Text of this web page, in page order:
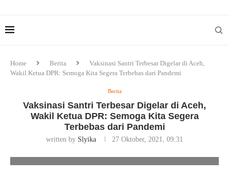
Home Berita
Vaksinasi Santri Terbesar Digelar di Aceh,
Wakil Ketua DPR: Semoga Kita Segera Terbebas dari Pandemi
Berita
Vaksinasi Santri Terbesar Digelar di Aceh,
Wakil Ketua DPR: Semoga Kita Segera
Terbebas dari Pandemi
written by Slyika 27 Oktober, 2021, 09:31
Wakil Ketua DPR: Semoga Kita Segera Terbebas dari Pandemi.